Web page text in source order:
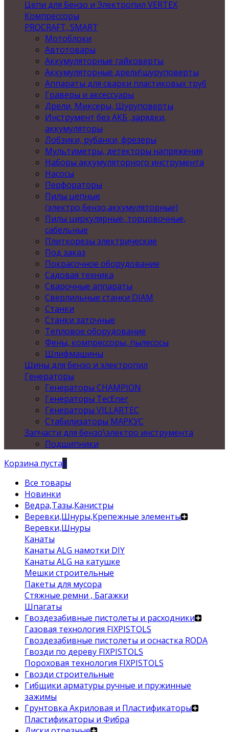
Цепи для Бензо и Электропил VERTEX
Компрессоры
PROCRAFT, SMART
Мотоблоки
Автотовары
Аккумуляторные гайковерты
Аккумуляторные дрели\шуруповерты
Аппараты для сварки пластиковых труб
Граверы и аксессуары
Дрели, Миксеры, Шуруповерты
Инструмент без АКБ ,зарядки,
аккумуляторы
Лобзики, рубанки, фрезеры
Мультиметры, детекторы напряжения
Наборы аккумуляторного инструмента
Насосы
Перфораторы
Пилы цепные
(электро,бензо,аккумуляторные)
Пилы циркулярные, торцовочные,
сабельные
Плиткорезы электрические
Под заказ
Покрасочное оборудование
Садовая техника
Сварочные аппараты
Сверлильные станки DIAM
Станки
Станки заточные
Тепловое оборудование
Фены, компрессоры, пылесосы
Шлифмашины
Шины для бензо и электропил
Генераторы
Генераторы CHAMPION
Генераторы TecEner
Генераторы VILLARTEC
Стабилизаторы МАРКУС
Запчасти для бензо\электро инструмента
Подшипники
Корзина пуста0
Все товары
Новинки
Ведра,Тазы,Канистры
Веревки,Шнуры,Крепежные элементы
Веревки,Шнуры
Канаты
Канаты ALG намотки DIY
Канаты ALG на катушке
Мешки строительные
Пакеты для мусора
Стяжные ремни , Багажки
Шпагаты
Гвоздезабивные пистолеты и расходники
Газовая технология FIXPISTOLS
Гвоздезабивные пистолеты и оснастка RODA
Гвозди по дереву FIXPISTOLS
Пороховая технология FIXPISTOLS
Гвозди строительные
Гибщики арматуры ручные и пружинные
зажимы
Грунтовка Акриловая и Пластификаторы
Пластификаторы и Фибра